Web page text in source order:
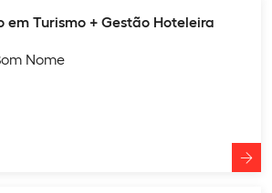
Turismo + Gestão Hoteleira
Nome